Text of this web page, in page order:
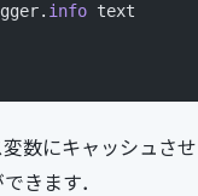
info text
数にキャッシュさ
きます．